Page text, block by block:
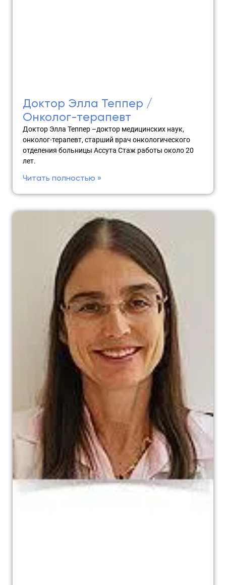
Доктор Элла Теппер /
Онколог-терапевт
Доктор Элла Теппер –доктор медицинских наук,
онколог-терапевт, старший врач онкологического
отделения больницы Ассута Стаж работы около 20
лет.
Читать полностью »